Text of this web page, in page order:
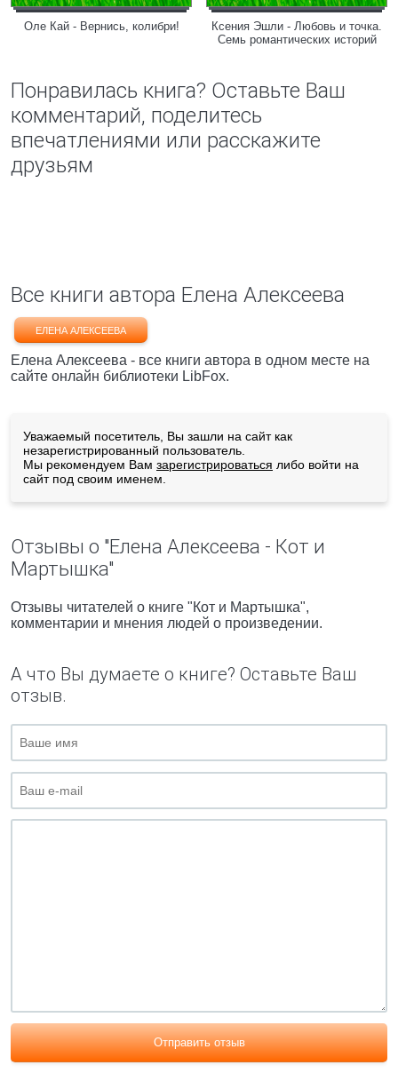
Оле Кай - Вернись, колибри!
Ксения Эшли - Любовь и точка.
Семь романтических историй
Понравилась книга? Оставьте Ваш
комментарий, поделитесь
впечатлениями или расскажите
друзьям
Все книги автора Елена Алексеева
ЕЛЕНА АЛЕКСЕЕВА
Елена Алексеева - все книги автора в одном месте на
сайте онлайн библиотеки LibFox.
Уважаемый посетитель, Вы зашли на сайт как
незарегистрированный пользователь.
Мы рекомендуем Вам зарегистрироваться либо войти на
сайт под своим именем.
Отзывы о "Елена Алексеева - Кот и
Мартышка"
Отзывы читателей о книге "Кот и Мартышка",
комментарии и мнения людей о произведении.
А что Вы думаете о книге? Оставьте Ваш
отзыв.
Отправить отзыв